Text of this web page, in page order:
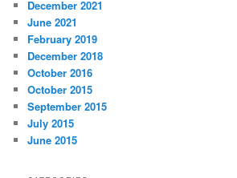
December 2021
June 2021
February 2019
December 2018
October 2016
October 2015
September 2015
July 2015
June 2015